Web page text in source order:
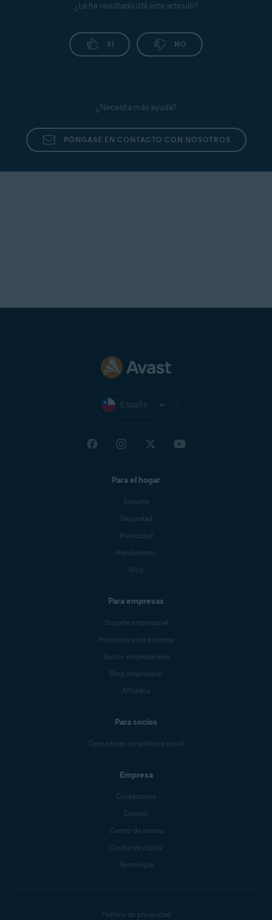
¿Le ha resultado útil este artículo?
SÍ NO
¿Necesita más ayuda?
PÓNGASE EN CONTACTO CON NOSOTROS
España
Para el hogar
Soporte
Seguridad
Privacidad
Rendimiento
Blog
Para empresas
Soporte empresarial
Productos para empresa
Socios empresariales
Blog empresarial
Afiliados
Para socios
Operadores de telefonía móvil
Empresa
Contáctenos
Empleo
Centro de prensa
Confianza digital
Tecnología
Política de privacidad